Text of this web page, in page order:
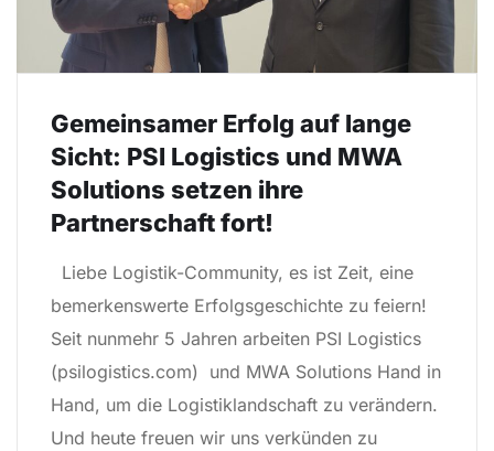
Gemeinsamer Erfolg auf lange
Sicht: PSI Logistics und MWA
Solutions setzen ihre
Partnerschaft fort!
Liebe Logistik-Community, es ist Zeit, eine
bemerkenswerte Erfolgsgeschichte zu feiern!
Seit nunmehr 5 Jahren arbeiten PSI Logistics
(psilogistics.com) und MWA Solutions Hand in
Hand, um die Logistiklandschaft zu verändern.
Und heute freuen wir uns verkünden zu